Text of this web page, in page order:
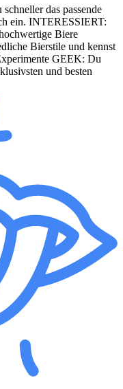
das passende
ein. INTERESSIERT:
Biere
Bierstile und kennst
GEEK: Du
und besten